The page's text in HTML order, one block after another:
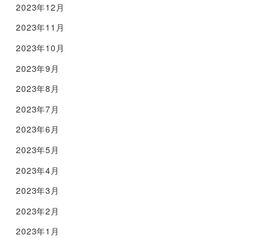
2023年12月
2023年11月
2023年10月
2023年9月
2023年8月
2023年7月
2023年6月
2023年5月
2023年4月
2023年3月
2023年2月
2023年1月